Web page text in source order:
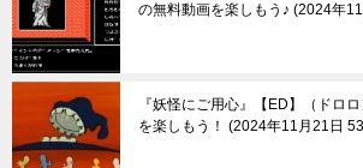
の無料動画を楽しもう♪ 2024年
『妖怪にご用心』【ED】（ドロ
を楽しもう！
2024年11月21日